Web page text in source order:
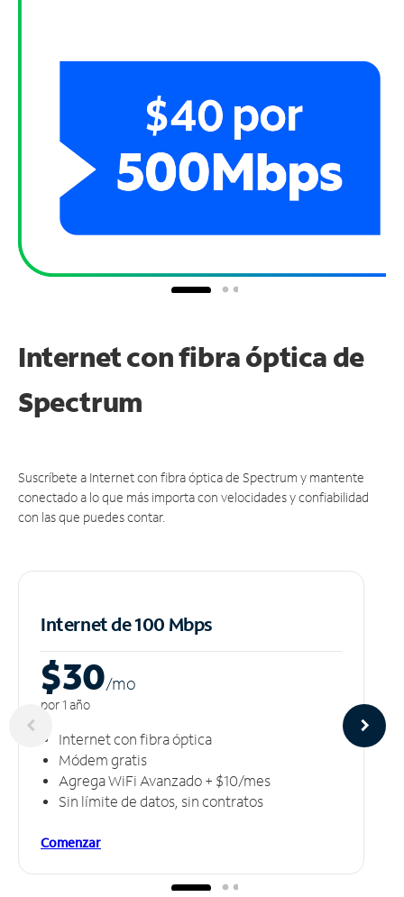
Internet con fibra óptica de
Spectrum
Suscríbete a Internet con fibra óptica de Spectrum y mantente
conectado a lo que más importa con velocidades y confiabilidad
con las que puedes contar.
Internet de 100 Mbps
$30/mo
por 1 año
Internet con fibra óptica
Módem gratis
Agrega WiFi Avanzado + $10/mes
Sin límite de datos, sin contratos
Comenzar